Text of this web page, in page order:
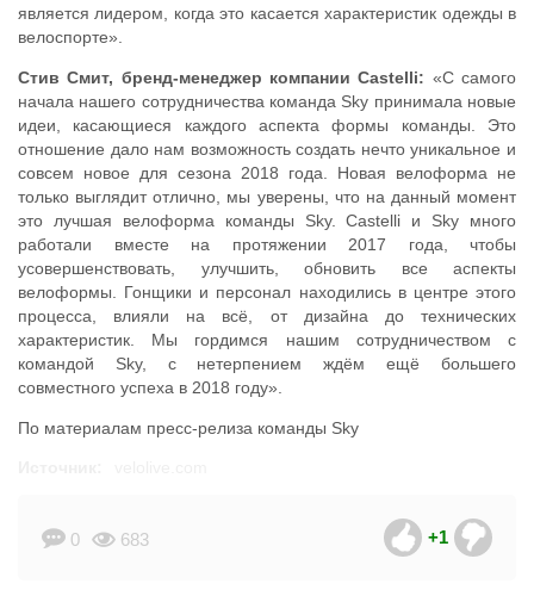
является лидером, когда это касается характеристик одежды в
велоспорте».
Стив Смит, бренд-менеджер компании Castelli: «С самого
начала нашего сотрудничества команда Sky принимала новые
идеи, касающиеся каждого аспекта формы команды. Это
отношение дало нам возможность создать нечто уникальное и
совсем новое для сезона 2018 года. Новая велоформа не
только выглядит отлично, мы уверены, что на данный момент
это лучшая велоформа команды Sky. Castelli и Sky много
работали вместе на протяжении 2017 года, чтобы
усовершенствовать, улучшить, обновить все аспекты
велоформы. Гонщики и персонал находились в центре этого
процесса, влияли на всё, от дизайна до технических
характеристик. Мы гордимся нашим сотрудничеством с
командой Sky, с нетерпением ждём ещё большего
совместного успеха в 2018 году».
По материалам пресс-релиза команды Sky
0 683 +1